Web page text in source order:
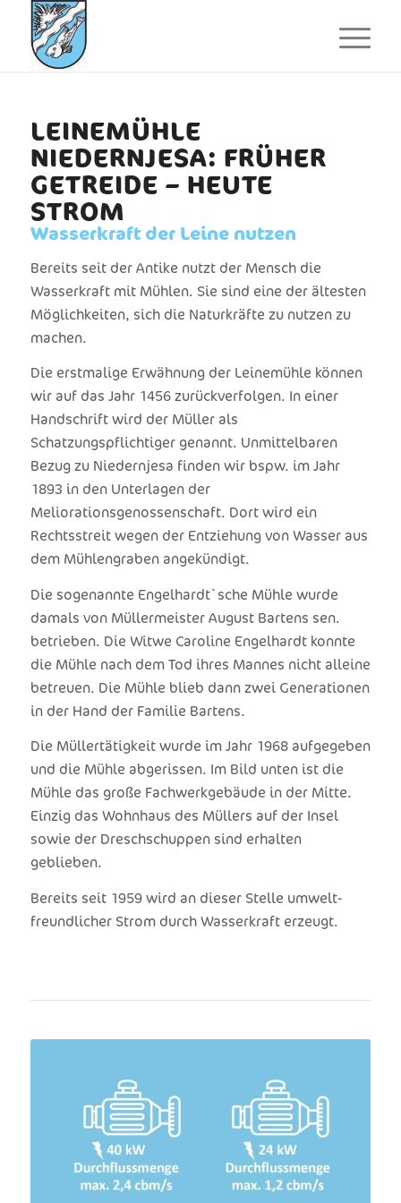
LEINEMÜHLE
NIEDERNJESA: FRÜHER
GETREIDE – HEUTE
STROM
Wasserkraft der Leine nutzen
Bereits seit der Antike nutzt der Mensch die
Wasserkraft mit Mühlen. Sie sind eine der ältesten
Möglichkeiten, sich die Naturkräfte zu nutzen zu
machen.
Die erstmalige Erwähnung der Leinemühle können
wir auf das Jahr 1456 zurückverfolgen. In einer
Handschrift wird der Müller als
Schatzungspflichtiger genannt. Unmittelbaren
Bezug zu Niedernjesa finden wir bspw. im Jahr
1893 in den Unterlagen der
Meliorationsgenossenschaft. Dort wird ein
Rechtsstreit wegen der Entziehung von Wasser aus
dem Mühlengraben angekündigt.
Die sogenannte Engelhardt`sche Mühle wurde
damals von Müllermeister August Bartens sen.
betrieben. Die Witwe Caroline Engelhardt konnte
die Mühle nach dem Tod ihres Mannes nicht alleine
betreuen. Die Mühle blieb dann zwei Generationen
in der Hand der Familie Bartens.
Die Müllertätigkeit wurde im Jahr 1968 aufgegeben
und die Mühle abgerissen. Im Bild unten ist die
Mühle das große Fachwerkgebäude in der Mitte.
Einzig das Wohnhaus des Müllers auf der Insel
sowie der Dreschschuppen sind erhalten
geblieben.
Bereits seit 1959 wird an dieser Stelle umwelt-
freundlicher Strom durch Wasserkraft erzeugt.